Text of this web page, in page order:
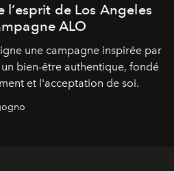
de Los Angeles
ALO
une campagne inspirée par
bien-être authentique, fondé
et l'acceptation de soi.